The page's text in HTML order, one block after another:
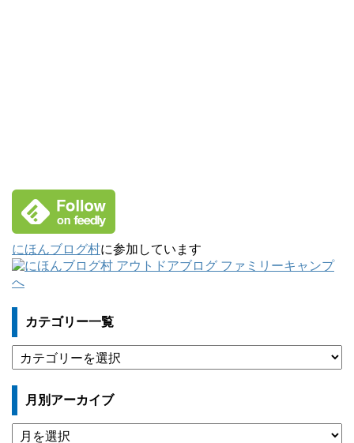
にほんブログ村に参加しています
カテゴリー一覧
テ
ゴ
ー
一
月別アーカイブ
月